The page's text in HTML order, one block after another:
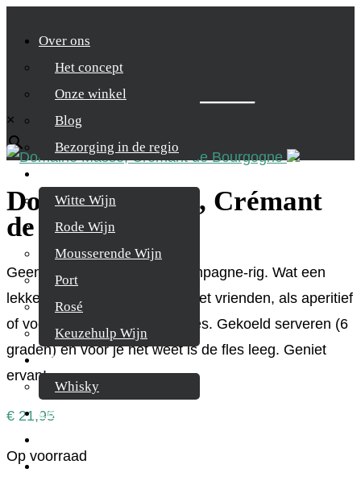
Over ons
Het concept
Onze winkel
Blog
Bezorging in de regio
Witte Wijn
Rode Wijn
Mousserende Wijn
Port
Rosé
Keuzehulp Wijn
Whisky
Whisky
Cognac
Rum & Gin
Zoek je product
×
Domaine Masse, Crémant
de Bourgogne
Geen Champagne, toch Champagne-rig. Wat een
lekkere wijn. Voor in de zon met vrienden, als aperitief
of vooral bij oesters of coquilles. Gekoeld serveren (6
graden) en voor je het weet is de fles leeg. Geniet
ervan!
€ 21,95
Op voorraad